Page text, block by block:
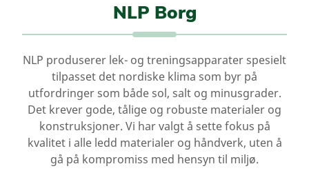
NLP Borg
NLP produserer lek- og treningsapparater spesielt
tilpasset det nordiske klima som byr på
utfordringer som både sol, salt og minusgrader.
Det krever gode, tålige og robuste materialer og
konstruksjoner. Vi har valgt å sette fokus på
kvalitet i alle ledd materialer og håndverk, uten å
gå på kompromiss med hensyn til miljø.